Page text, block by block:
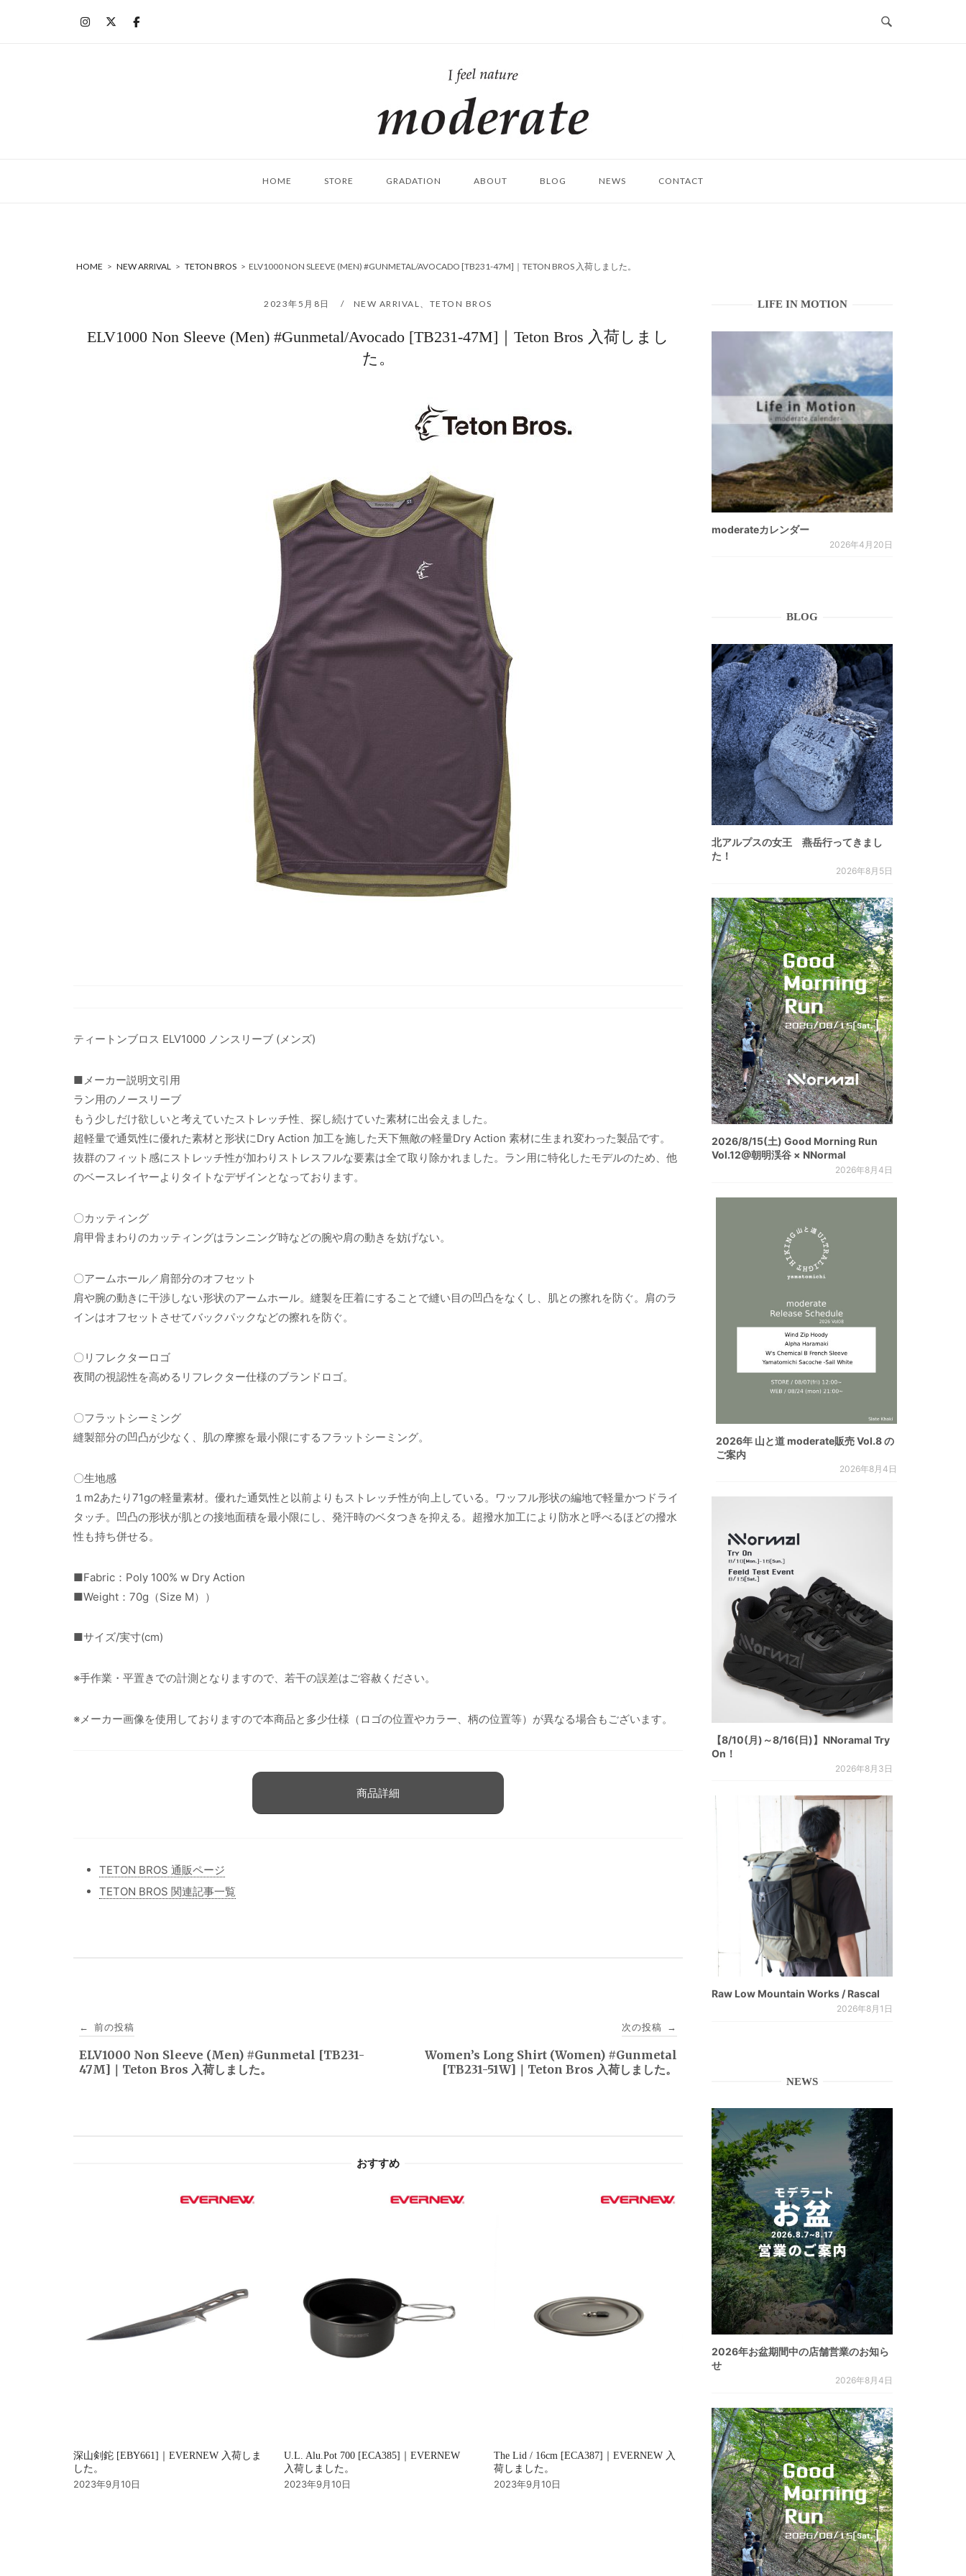
ム
HOME STORE GRADATION ABOUT BLOG NEWS CONTACT
HOME > NEW ARRIVAL > TETON BROS > ELV1000 NON SLEEVE (MEN) #GUNMETAL/AVOCADO [TB231-47M]｜TETON BROS 入荷しました。
2023年5月8日 NEW ARRIVAL、 TETON BROS
ELV1000 Non Sleeve (Men) #Gunmetal/Avocado [TB231-47M]｜Teton Bros 入荷しまし
た。
ティートンブロス ELV1000 ノンスリーブ (メンズ)
■メーカー説明文引用
ラン用のノースリーブ
もう少しだけ欲しいと考えていたストレッチ性、探し続けていた素材に出会えました。
超軽量で通気性に優れた素材と形状にDry Action 加工を施した天下無敵の軽量Dry Action 素材に生まれ変わった製品です。
抜群のフィット感にストレッチ性が加わりストレスフルな要素は全て取り除かれました。ラン用に特化したモデルのため、他
のベースレイヤーよりタイトなデザインとなっております。
〇カッティング
肩甲骨まわりのカッティングはランニング時などの腕や肩の動きを妨げない。
〇アームホール／肩部分のオフセット
肩や腕の動きに干渉しない形状のアームホール。縫製を圧着にすることで縫い目の凹凸をなくし、肌との擦れを防ぐ。肩のラ
インはオフセットさせてバックパックなどの擦れを防ぐ。
〇リフレクターロゴ
夜間の視認性を高めるリフレクター仕様のブランドロゴ。
〇フラットシーミング
縫製部分の凹凸が少なく、肌の摩擦を最小限にするフラットシーミング。
〇生地感
１m2あたり71gの軽量素材。優れた通気性と以前よりもストレッチ性が向上している。ワッフル形状の編地で軽量かつドライ
タッチ。凹凸の形状が肌との接地面積を最小限にし、発汗時のベタつきを抑える。超撥水加工により防水と呼べるほどの撥水
性も持ち併せる。
■Fabric：Poly 100% w Dry Action
■Weight：70g（Size M））
■サイズ/実寸(cm)
※手作業・平置きでの計測となりますので、若干の誤差はご容赦ください。
※メーカー画像を使用しておりますので本商品と多少仕様（ロゴの位置やカラー、柄の位置等）が異なる場合もございます。
商品詳細
TETON BROS 通販ページ
TETON BROS 関連記事一覧
稿
ナ
← 前の投稿
ELV1000 Non Sleeve (Men) #Gunmetal [TB231-
47M]｜Teton Bros 入荷しました。
次の投稿 →
Women’s Long Shirt (Women) #Gunmetal
[TB231-51W]｜Teton Bros 入荷しました。
おすすめ
深山剣鉈 [EBY661]｜EVERNEW 入荷しま
した。
2023年9月10日
U.L. Alu.Pot 700 [ECA385]｜EVERNEW
入荷しました。
2023年9月10日
The Lid / 16cm [ECA387]｜EVERNEW 入
荷しました。
2023年9月10日
LIFE IN MOTION
moderateカレンダー
2026年4月20日
BLOG
北アルプスの女王 燕岳行ってきまし
た！
2026年8月5日
2026/8/15(土) Good Morning Run
Vol.12@朝明渓谷 × NNormal
2026年8月4日
2026年 山と道 moderate販売 Vol.8 の
ご案内
2026年8月4日
【8/10(月)～8/16(日)】NNoramal Try
On！
2026年8月3日
Raw Low Mountain Works / Rascal
2026年8月1日
NEWS
2026年お盆期間中の店舗営業のお知ら
せ
2026年8月4日